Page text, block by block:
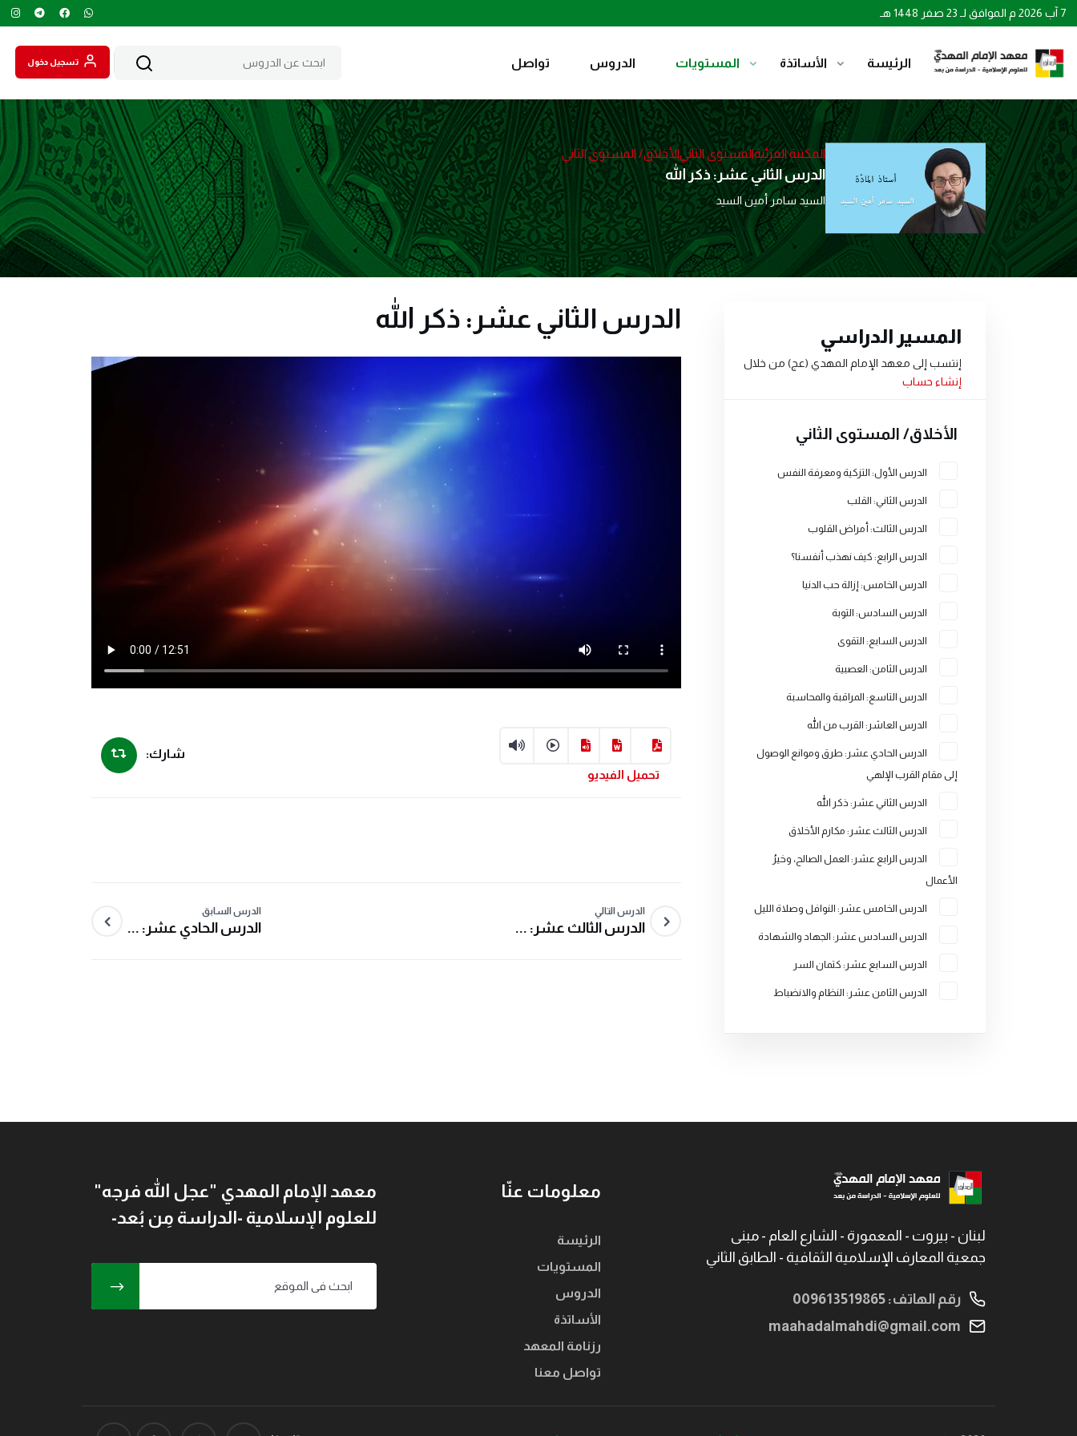
7 آب 2026 م الموافق لـ 23 صفر 1448 هـ
الرئيسة الأساتذة المستويات الدروس تواصل تسجيل دخول
المكتبة المرئيةالمستوى الثانيالأخلاق/ المستوى الثاني
الدرس الثاني عشر: ذكر الله
السيد سامر أمين السيد
المسير الدراسي
إنتسب إلى معهد الإمام المهدي (عج) من خلال
إنشاء حساب
الأخلاق/ المستوى الثاني
الدرس الأول: التزكية ومعرفة النفس
الدرس الثاني: القلب
الدرس الثالث: أمراض القلوب
الدرس الرابع: كيف نهذب أنفسنا؟
الدرس الخامس: إزالة حب الدنيا
الدرس السادس: التوبة
الدرس السابع: التقوى
الدرس الثامن: العصبية
الدرس التاسع: المراقبة والمحاسبة
الدرس العاشر: القرب من الله
الدرس الحادي عشر: طرق وموانع الوصول
إلى مقام القرب الإلهي
الدرس الثاني عشر: ذكر الله
الدرس الثالث عشر: مكارم الأخلاق
الدرس الرابع عشر: العمل الصالح، وخيرُ
الأعمال
الدرس الخامس عشر: النوافل وصلاة الليل
الدرس السادس عشر: الجهاد والشهادة
الدرس السابع عشر: كتمان السر
الدرس الثامن عشر: النظام والانضباط
الدرس الثاني عشر: ذكر الله
تحميل الفيديو
شارك:
الدرس التالي
الدرس الثالث عشر: ...
الدرس السابق
الدرس الحادي عشر: ...
لبنان - بيروت - المعمورة - الشارع العام - مبنى
جمعية المعارف الإسلامية الثقافية - الطابق الثاني
رقم الهاتف: 009613519865
maahadalmahdi@gmail.com
معلومات عنّا
الرئيسة
المستويات
الدروس
الأساتذة
رزنامة المعهد
تواصل معنا
معهد الإمام المهدي "عجل الله فرجه"
للعلوم الإسلامية -الدراسة مِن بُعد-